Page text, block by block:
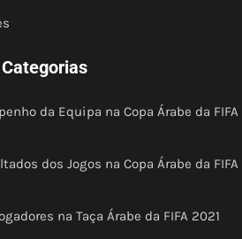
Categorias
da Equipa na Copa Árabe da FIFA
dos Jogos na Copa Árabe da FIFA
na Taça Árabe da FIFA 2021